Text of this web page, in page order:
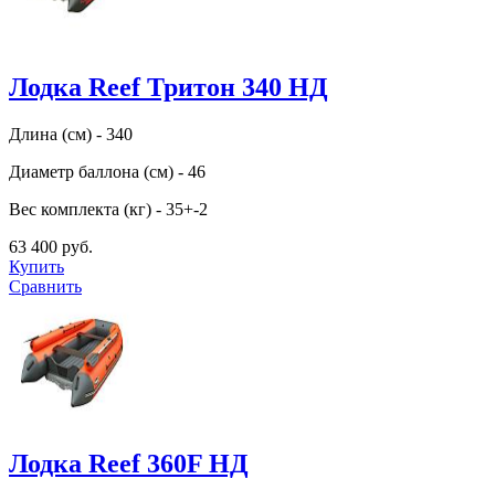
Лодка Reef Тритон 340 НД
Длина (см) - 340
Диаметр баллона (см) - 46
Вес комплекта (кг) - 35+-2
63 400 руб.
Купить
Сравнить
Лодка Reef 360F НД